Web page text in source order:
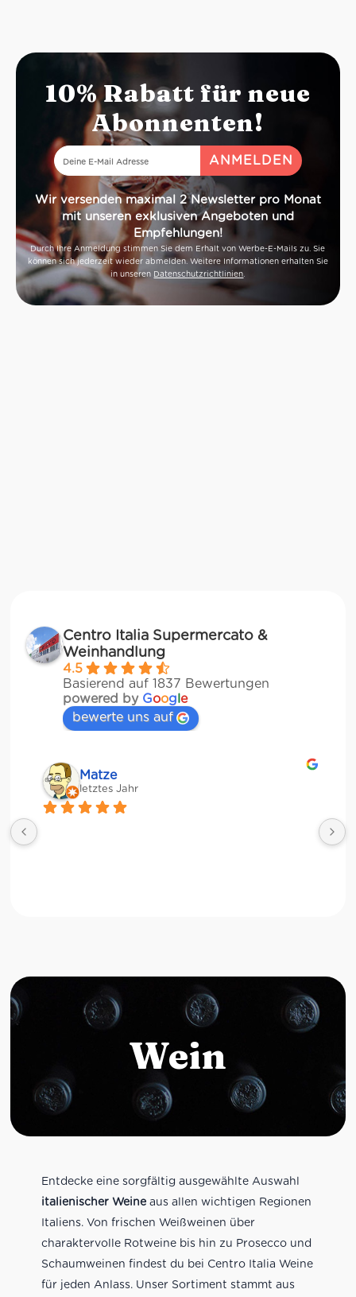
10% Rabatt für neue
Abonnenten!
Wir versenden maximal 2 Newsletter pro Monat
mit unseren exklusiven Angeboten und
Empfehlungen!
Durch Ihre Anmeldung stimmen Sie dem Erhalt von Werbe-E-Mails zu. Sie
können sich jederzeit wieder abmelden. Weitere Informationen erhalten Sie
in unseren Datenschutzrichtlinien
Centro Italia Supermercato &
Weinhandlung
4.5
Basierend auf 1837 Bewertungen
powered by Google
bewerte uns auf
Matze
letztes Jahr
Wein
Entdecke eine sorgfältig ausgewählte Auswahl
italienischer Weineaus allen wichtigen Regionen
Italiens. Von frischen Weißweinen über
charaktervolle Rotweine bis hin zu Prosecco und
Schaumweinen findest du bei Centro Italia Weine
für jeden Anlass. Unser Sortiment stammt aus